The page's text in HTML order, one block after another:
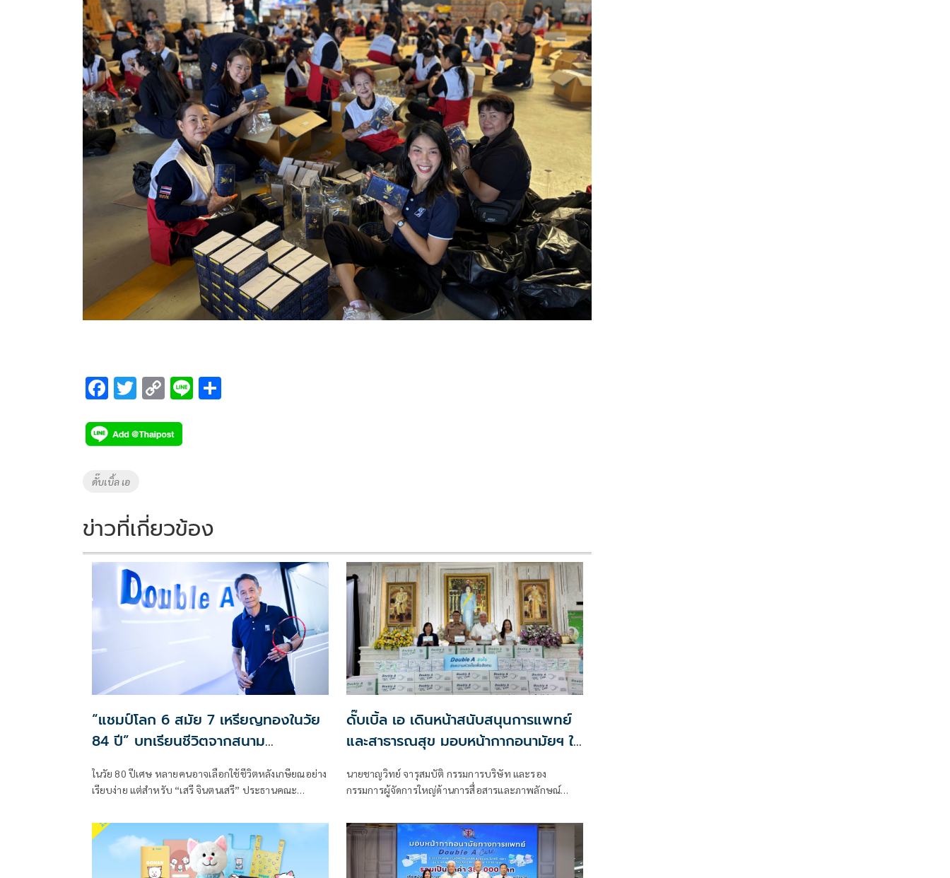
F
e
b
o
k
T
tt
er
C
p
y
k
Li
Tags
ดั๊บเบิ้ล เอ
ข่าวที่เกี่ยวข้อง
“แชมป์โลก 6 สมัย 7 เหรียญทองในวัย
84 ปี” บทเรียนชีวิตจากสนาม
แบดมินตันของ ‘เสรี จินตนเสรี’
ในวัย 80 ปีเศษ หลายคนอาจเลือกใช้ชีวิตหลังเกษียณอย่าง
เรียบง่าย แต่สำหรับ “เสรี จินตนเสรี” ประธานคณะ
ดั๊บเบิ้ล เอ เดินหน้าสนับสนุนการแพทย์
และสาธารณสุข มอบหน้ากากอนามัยฯ ให้
นายชาญวิทย์ จารุสมบัติ กรรมการบริษัท และรอง
กรรมการผู้จัดการใหญ่ด้านการสื่อสารและภาพลักษณ์
แทนส่งมอบหน้ากากอนามัยทางการแพทย์ Double A
Care รวมมูลค่า 351,000 บาท ให้โรงพยาบาลสมเด็จ
พระนางเจ้าสิริกิติ์ กรมแพทย์ทหารเรือ